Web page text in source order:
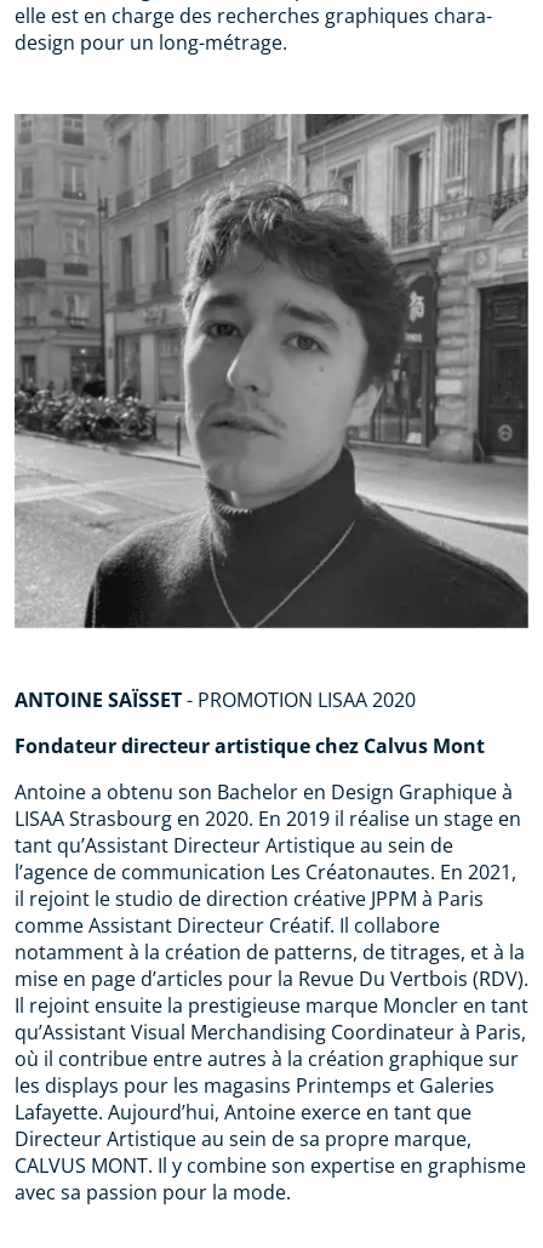
elle est en charge des recherches graphiques chara-
design pour un long-métrage.
ANTOINE SAÏSSET- PROMOTION LISAA 2020
Fondateur directeur artistique chez Calvus Mont
Antoine a obtenu son Bachelor en Design Graphique à
LISAA Strasbourg en 2020. En 2019 il réalise un stage en
tant qu’Assistant Directeur Artistique au sein de
l’agence de communication Les Créatonautes. En 2021,
il rejoint le studio de direction créative JPPM à Paris
comme Assistant Directeur Créatif. Il collabore
notamment à la création de patterns, de titrages, et à la
mise en page d’articles pour la Revue Du Vertbois (RDV).
Il rejoint ensuite la prestigieuse marque Moncler en tant
qu’Assistant Visual Merchandising Coordinateur à Paris,
où il contribue entre autres à la création graphique sur
les displays pour les magasins Printemps et Galeries
Lafayette. Aujourd’hui, Antoine exerce en tant que
Directeur Artistique au sein de sa propre marque,
CALVUS MONT. Il y combine son expertise en graphisme
avec sa passion pour la mode.